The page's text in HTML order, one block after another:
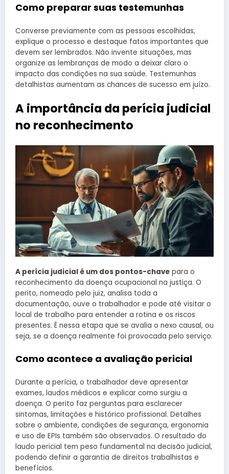
Como preparar suas testemunhas
Converse previamente com as pessoas escolhidas,
explique o processo e destaque fatos importantes que
devem ser lembrados. Não invente situações, mas
organize as lembranças de modo a deixar claro o
impacto das condições na sua saúde. Testemunhas
detalhistas aumentam as chances de sucesso em juízo.
A importância da perícia judicial
no reconhecimento
A perícia judicial é um dos pontos-chave para o
reconhecimento da doença ocupacional na justiça. O
perito, nomeado pelo juiz, analisa toda a
documentação, ouve o trabalhador e pode até visitar o
local de trabalho para entender a rotina e os riscos
presentes. É nessa etapa que se avalia o nexo causal, ou
seja, se a doença realmente foi provocada pelo serviço.
Como acontece a avaliação pericial
Durante a perícia, o trabalhador deve apresentar
exames, laudos médicos e explicar como surgiu a
doença. O perito faz perguntas para esclarecer
sintomas, limitações e histórico profissional. Detalhes
sobre o ambiente, condições de segurança, ergonomia
e uso de EPIs também são observados. O resultado do
laudo pericial tem peso fundamental na decisão judicial,
podendo definir a garantia de direitos trabalhistas e
benefícios.